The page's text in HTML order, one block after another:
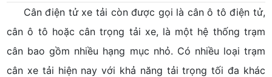
Cân điện tử xe tải còn được gọi là cân ô tô điện tử,
cân ô tô hoặc cân trọng tải xe, là một hệ thống trạm
cân bao gồm nhiều hạng mục nhỏ. Có nhiều loại trạm
cân xe tải hiện nay với khả năng tải trọng tối đa khác